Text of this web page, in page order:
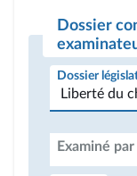
Dossier
Dossier
Examiné par